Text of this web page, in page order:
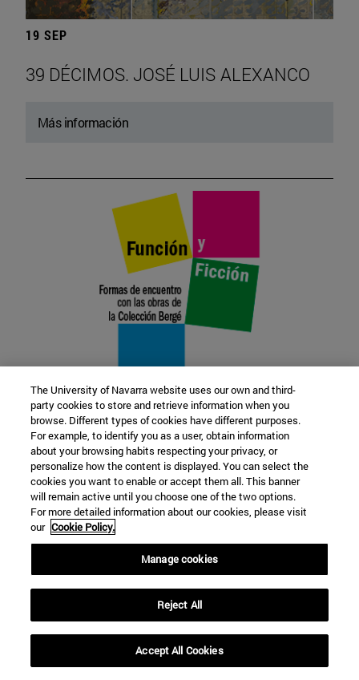
19 SEP
39 DÉCIMOS. JOSÉ LUIS ALEXANCO
Más información
22 SEP
FUNCIÓN Y FICCIÓN. Varios artistas
Más información
The University of Navarra website uses our own and third-
party cookies to store and retrieve information when you
browse. Different types of cookies have different purposes.
For example, to identify you as a user, obtain information
about your browsing habits respecting your privacy, or
personalize how the content is displayed. You can select the
cookies you want to enable or accept them all. This banner
will remain active until you choose one of the two options.
For more detailed information about our cookies, please visit
our Cookie Policy.
Manage cookies
Reject All
Accept All Cookies